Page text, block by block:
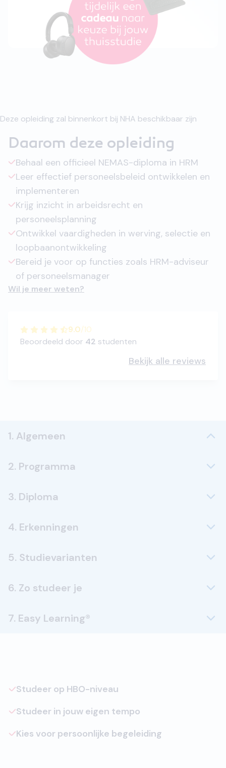
Deze opleiding zal binnenkort bij NHA beschikbaar zijn
Daarom deze opleiding
Behaal een officieel NEMAS-diploma in HRM
Leer effectief personeelsbeleid ontwikkelen en
implementeren
Krijg inzicht in arbeidsrecht en
personeelsplanning
Ontwikkel vaardigheden in werving, selectie en
loopbaanontwikkeling
Bereid je voor op functies zoals HRM-adviseur
of personeelsmanager
Wil je meer weten?
9.0/10
Beoordeeld door 42 studenten
Bekijk alle reviews
1. Algemeen
2. Programma
3. Diploma
4. Erkenningen
5. Studievarianten
6. Zo studeer je
7. Easy Learning®
Studeer op HBO-niveau
Studeer in jouw eigen tempo
Kies voor persoonlijke begeleiding